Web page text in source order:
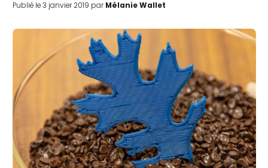
Publié le 3 janvier 2019 parMélanie Wallet